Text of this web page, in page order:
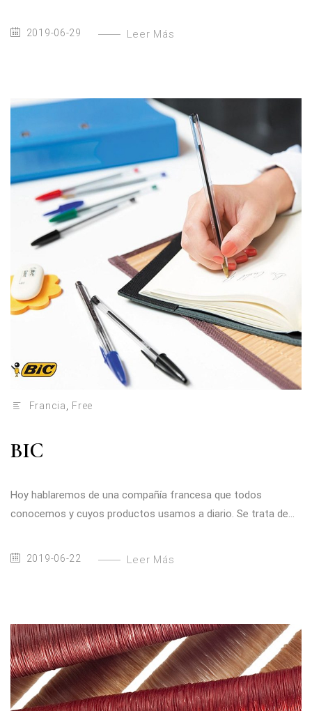
2019-06-29 Leer Más
Francia Free
BIC
Hoy hablaremos de una compañía francesa que todos
conocemos y cuyos productos usamos a diario. Se trata de...
2019-06-22 Leer Más